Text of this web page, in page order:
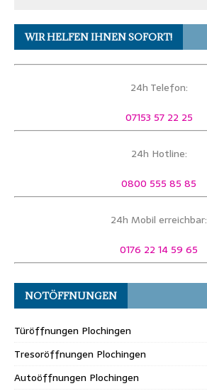
WIR HELFEN IHNEN SOFORT!
24h Telefon:
07153 57 22 25
24h Hotline:
0800 555 85 85
24h Mobil erreichbar:
0176 22 14 59 65
NOTÖFFNUNGEN
Türöffnungen Plochingen
Tresoröffnungen Plochingen
Autoöffnungen Plochingen